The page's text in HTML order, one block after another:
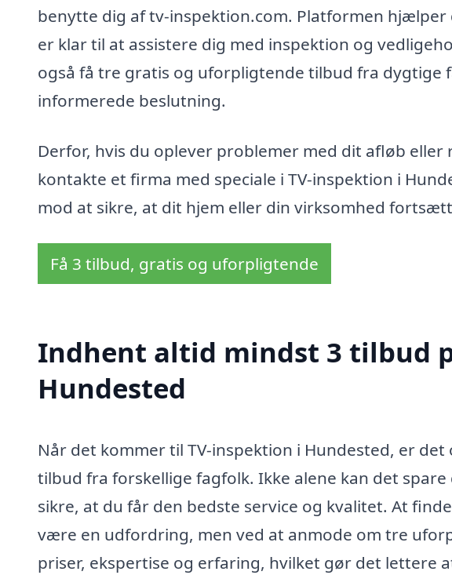
benytte dig af tv-inspektion.com. Platformen
er klar til at assistere dig med inspektion og
også få tre gratis og uforpligtende tilbud fra dygtige
informerede beslutning.
Derfor, hvis du oplever problemer med dit afløb
kontakte et firma med speciale i TV-inspektion i
mod at sikre, at dit hjem eller din virksomhed
Få 3 tilbud, gratis og uforpligtende
Indhent altid mindst 3 tilbud
Hundested
Når det kommer til TV-inspektion i Hundested, er
tilbud fra forskellige fagfolk. Ikke alene kan det
sikre, at du får den bedste service og kvalitet. At
være en udfordring, men ved at anmode om tre
priser, ekspertise og erfaring, hvilket gør det